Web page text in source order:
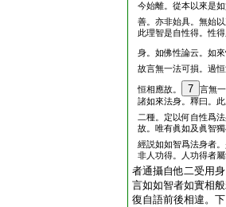
今始離。從本以來是
善。亦非始具。無始
此理智是自性得。性
身。如佛性論云。如
故言無一法可損。過
恒相應故。 7
言無
諸如來法身。釋曰。
二種。定以何自性爲
故。唯有眞如及眞智
經説如如智爲法身者
非人功得。人功得者
者通攝自他二受用
言如如智者如實相
復自語前後相違。